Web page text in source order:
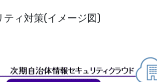
ティ対策(イメージ図)